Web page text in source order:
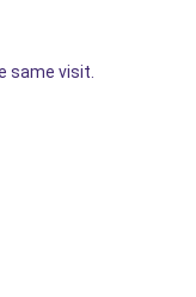
same visit.